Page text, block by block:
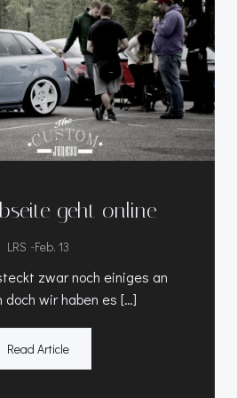
geht online
LRS -Feb. 13
zwar noch einiges an
doch wir haben es […]
Read Article